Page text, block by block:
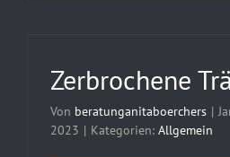
Zerbrochene
Von beratunganitaboerchers |
2023 | Kategorien: Allgemein